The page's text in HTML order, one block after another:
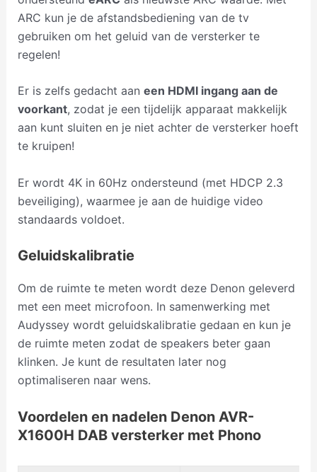
ARC kun je de afstandsbediening van de tv
gebruiken om het geluid van de versterker te
regelen!
Er is zelfs gedacht aan een HDMI ingang aan de
voorkant, zodat je een tijdelijk apparaat makkelijk
aan kunt sluiten en je niet achter de versterker hoeft
te kruipen!
Er wordt 4K in 60Hz ondersteund (met HDCP 2.3
beveiliging), waarmee je aan de huidige video
standaards voldoet.
Geluidskalibratie
Om de ruimte te meten wordt deze Denon geleverd
met een meet microfoon. In samenwerking met
Audyssey wordt geluidskalibratie gedaan en kun je
de ruimte meten zodat de speakers beter gaan
klinken. Je kunt de resultaten later nog
optimaliseren naar wens.
Voordelen en nadelen Denon AVR-
X1600H DAB versterker met Phono